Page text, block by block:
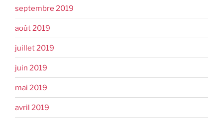
septembre 2019
août 2019
juillet 2019
juin 2019
mai 2019
avril 2019